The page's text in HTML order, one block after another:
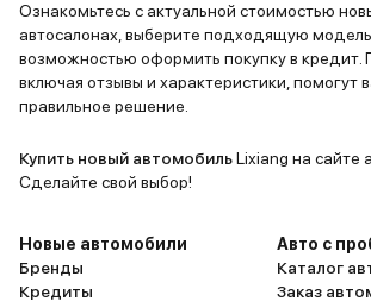
Ознакомьтесь с актуальной стоимостью
автосалонах, выберите подходящую модель
возможностью оформить покупку в кредит.
включая отзывы и характеристики, помогут
правильное решение.
Купить новый автомобильLixiang на сайте
Сделайте свой выбор!
Новые автомобили
Бренды
Кредиты
Авто с
Каталог
Заказ